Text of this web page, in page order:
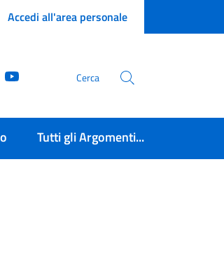
Accedi all'area personale
Facebook Cerca
Tutti gli Argomenti...